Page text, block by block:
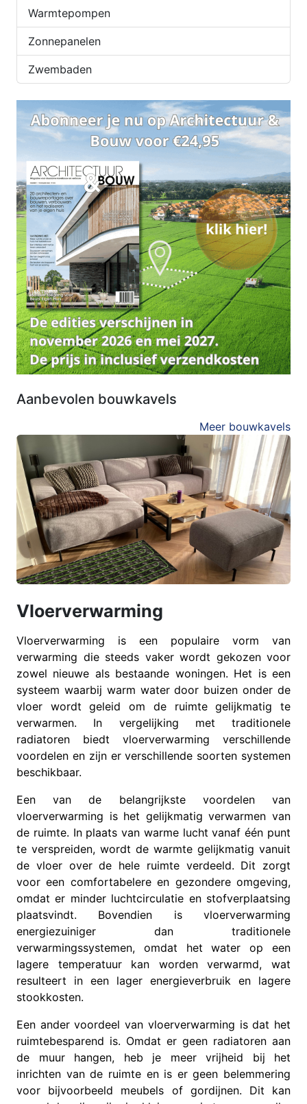
Warmtepompen
Zonnepanelen
Zwembaden
Aanbevolen bouwkavels
Meer bouwkavels
Vloerverwarming
Vloerverwarming is een populaire vorm van
verwarming die steeds vaker wordt gekozen voor
zowel nieuwe als bestaande woningen. Het is een
systeem waarbij warm water door buizen onder de
vloer wordt geleid om de ruimte gelijkmatig te
verwarmen. In vergelijking met traditionele
radiatoren biedt vloerverwarming verschillende
voordelen en zijn er verschillende soorten systemen
beschikbaar.
Een van de belangrijkste voordelen van
vloerverwarming is het gelijkmatig verwarmen van
de ruimte. In plaats van warme lucht vanaf één punt
te verspreiden, wordt de warmte gelijkmatig vanuit
de vloer over de hele ruimte verdeeld. Dit zorgt
voor een comfortabelere en gezondere omgeving,
omdat er minder luchtcirculatie en stofverplaatsing
plaatsvindt. Bovendien is vloerverwarming
energiezuiniger dan traditionele
verwarmingssystemen, omdat het water op een
lagere temperatuur kan worden verwarmd, wat
resulteert in een lager energieverbruik en lagere
stookkosten.
Een ander voordeel van vloerverwarming is dat het
ruimtebesparend is. Omdat er geen radiatoren aan
de muur hangen, heb je meer vrijheid bij het
inrichten van de ruimte en is er geen belemmering
voor bijvoorbeeld meubels of gordijnen. Dit kan